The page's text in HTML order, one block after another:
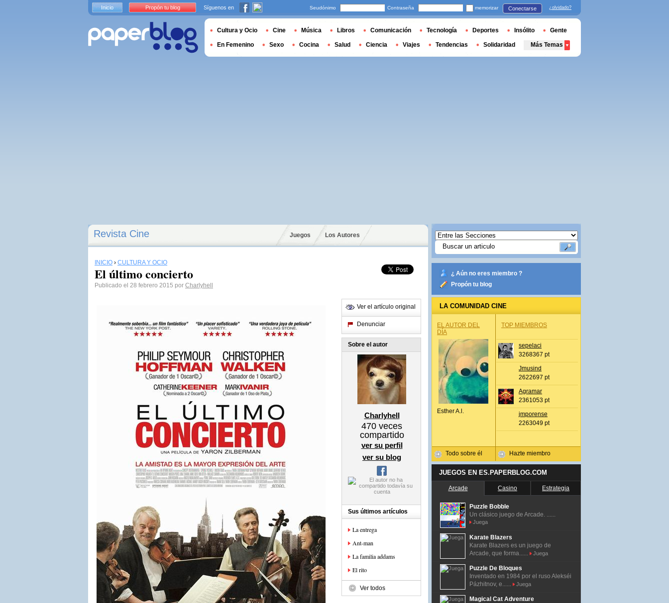
Revista Cine Juegos Los Autores
INICIO › CULTURA Y OCIO
El último concierto
Publicado el 28 febrero 2015 por Charlyhell
Ver el artículo original
Denunciar
Sobre el autor
Charlyhell
470 veces
compartido
ver su perfil
ver su blog
Sus últimos artículos
La entrega
Ant-man
La familia addams
El rito
Ver todos
¿ Aún no eres miembro ?
Propón tu blog
LA COMUNIDAD CINE
EL AUTOR DEL
DÍA
Esther A.l.
Todo sobre él
TOP MIEMBROS
sepelaci
3268367 pt
Jmusind
2622697 pt
Agramar
2361053 pt
jmporense
2263049 pt
Hazte miembro
JUEGOS EN ES.PAPERBLOG.COM
Arcade Casino Estrategia
Puzzle Bobble
Un clásico juego de Arcade. ......
Juega
Karate Blazers
Karate Blazers es un juego de
Arcade, que forma......
Juega
Puzzle De Bloques
Inventado en 1984 por el ruso Alekséi
Pázhitnov, e......
Juega
Magical Cat Adventure
Inicio Propón tu blog Síguenos en Seudónimo Contraseña memorizar Conectarse ¿olvidado?
Cultura y Ocio Cine Música Libros Comunicación Tecnología Deportes Insólito Gente
En Femenino Sexo Cocina Salud Ciencia Viajes Tendencias Solidaridad Más Temas